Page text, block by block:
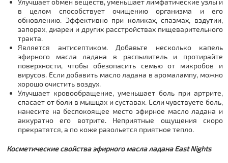
Улучшает обмен веществ, уменьшает лимфатические узлы и
в целом способствует очищению организма и его
обновлению. Эффективно при коликах, спазмах, вздутии,
запорах, диареи и других расстройствах пищеварительного
тракта.
Является антисептиком. Добавьте несколько капель
эфирного масла ладана в распылитель и протирайте
поверхности, чтобы обезопасить семью от микробов и
вирусов. Если добавить масло ладана в аромалампу, можно
хорошо очистить воздух.
Улучшает кровообращение, уменьшает боль при артрите,
спасает от боли в мышцах и суставах. Если чувствуете боль,
нанесите на беспокоящее место эфирное масло ладана и
аккуратно его вотрите. Неприятные ощущения скоро
прекратятся, а по коже разольется приятное тепло.
Косметические свойства эфирного масла ладана East Nights